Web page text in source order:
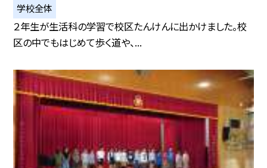
学校全体
２年生が生活科の学習で校区たんけんに出かけました。校
区の中でもはじめて歩く道や、...